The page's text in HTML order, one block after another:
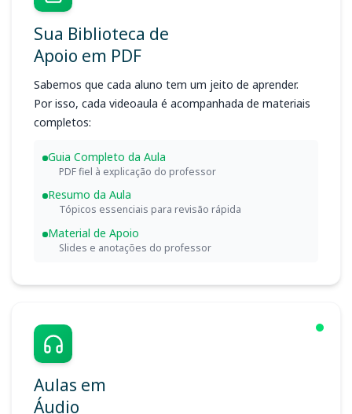
Sua Biblioteca de
Apoio em PDF
Sabemos que cada aluno tem um jeito de aprender.
Por isso, cada videoaula é acompanhada de materiais
completos:
Guia Completo da Aula
PDF fiel à explicação do professor
Resumo da Aula
Tópicos essenciais para revisão rápida
Material de Apoio
Slides e anotações do professor
Aulas em
Áudio